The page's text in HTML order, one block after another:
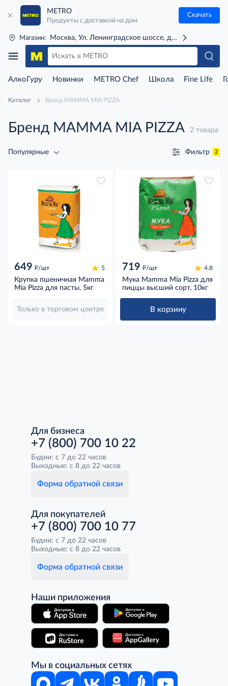
METRO
Продукты с доставкой на дом
Скачать
Магазин: Москва, Ул. Ленинградское шоссе, д. 71Г (м. Речной
АлкоГуру Новинки METRO Chef Школа Fine Life
Каталог Бренд MAMMA MIA PIZZA
Бренд MAMMA MIA PIZZA 2 товара
Популярные Фильтр 2
649 д/шт 5
Крупка пшеничная Mamma
Mia Pizza для пасты, 5кг
Только в торговом центре
719 д/шт 4.8
Мука Mamma Mia Pizza для
пиццы высший сорт, 10кг
В корзину
Для бизнеса
+7 (800) 700 10 22
Будни: с 7 до 22 часов
Выходные: с 8 до 22 часов
Форма обратной связи
Для покупателей
+7 (800) 700 10 77
Будни: с 7 до 22 часов
Выходные: с 8 до 22 часов
Форма обратной связи
Наши приложения
Мы в социальных сетях